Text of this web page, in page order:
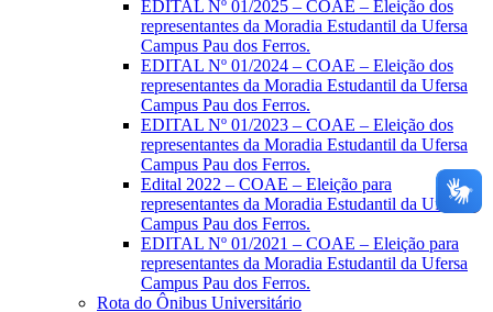
EDITAL Nº 01/2025 – COAE – Eleição dos
representantes da Moradia Estudantil da Ufersa
Campus Pau dos Ferros.
EDITAL Nº 01/2024 – COAE – Eleição dos
representantes da Moradia Estudantil da Ufersa
Campus Pau dos Ferros.
EDITAL Nº 01/2023 – COAE – Eleição dos
representantes da Moradia Estudantil da Ufersa
Campus Pau dos Ferros.
Edital 2022 – COAE – Eleição para
representantes da Moradia Estudantil da Ufersa
Campus Pau dos Ferros.
EDITAL Nº 01/2021 – COAE – Eleição para
representantes da Moradia Estudantil da Ufersa
Campus Pau dos Ferros.
Rota do Ônibus Universitário